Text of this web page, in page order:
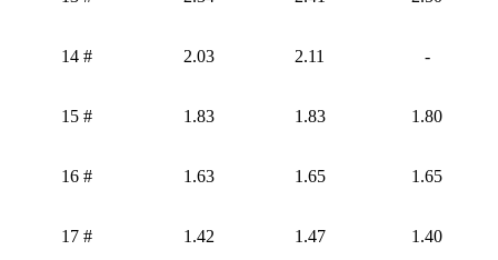
14 # 2.03 2.11 -
15 # 1.83 1.83 1.80
16 # 1.63 1.65 1.65
17 # 1.42 1.47 1.40